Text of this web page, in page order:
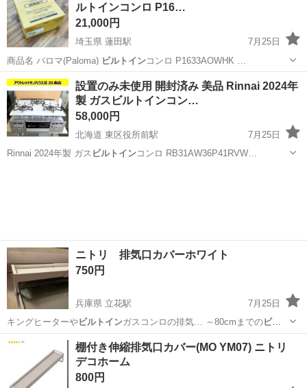
ルトインコンロ P16…
21,000円
埼玉県 蓮田駅
7月25日
商品名 パロマ(Paloma) ビルトイン
埼玉 蓮田市 蓮田駅 その他 リライズ
設置のみ未使用 開封済み 美品 Rinnai 2024年
製 ガスビルトインコン…
58,000円
北海道 東区役所前駅
7月25日
Rinnai 2024年製 ガス ビルトインコンロ RB31AW36P41RVW…
ニトリ 排気口カバーホワイト
750円
兵庫県 立花駅
7月25日
キングヒーターやビルトインガスコンロの排気… ～80cmまでのビル
トインガスコンロ、IH… キングヒーターやビルトインガスコンロのサ
兵庫 尼崎市 立花駅 調理器具
棚付き伸縮排気口カバー(MO YM07) ニトリ
デコホーム
800円